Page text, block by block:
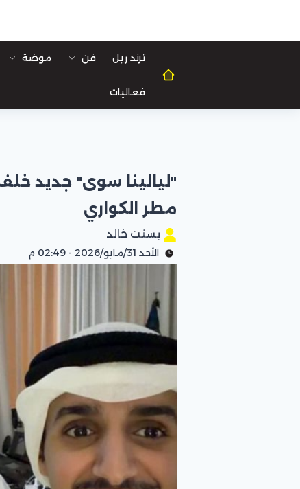
ترند ريل فن موضة
فعاليات
"ليالينا سوى" جديد
مطر الكواري
بسنت خالد
الأحد 31/مايو/2026 - 02:49 م